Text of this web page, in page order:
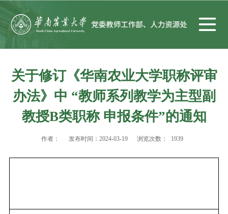
关于修订《华南农业大学职称评审
办法》中 “教师系列教学为主型副
教授B类职称 申报条件”的通知
作者： 发布时间：2024-03-19 浏览次数： 1939